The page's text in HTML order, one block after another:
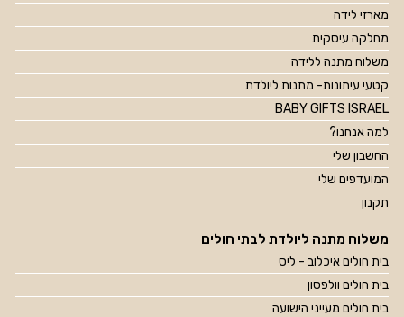
מארזי לידה
מחלקה עיסקית
משלוח מתנה ללידה
קטעי עיתונות- מתנות ליולדת
BABY GIFTS ISRAEL
למה אנחנו?
החשבון שלי
המועדפים שלי
תקנון
משלוח מתנה ליולדת לבתי חולים
בית חולים איכלוב - ליס
בית חולים וולפסון
בית חולים מעייני הישועה